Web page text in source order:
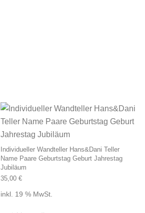
Individueller Wandteller Hans&Dani Teller
Name Paare Geburtstag Geburt Jahrestag
Jubiläum
35,00 €
inkl. 19 % MwSt.